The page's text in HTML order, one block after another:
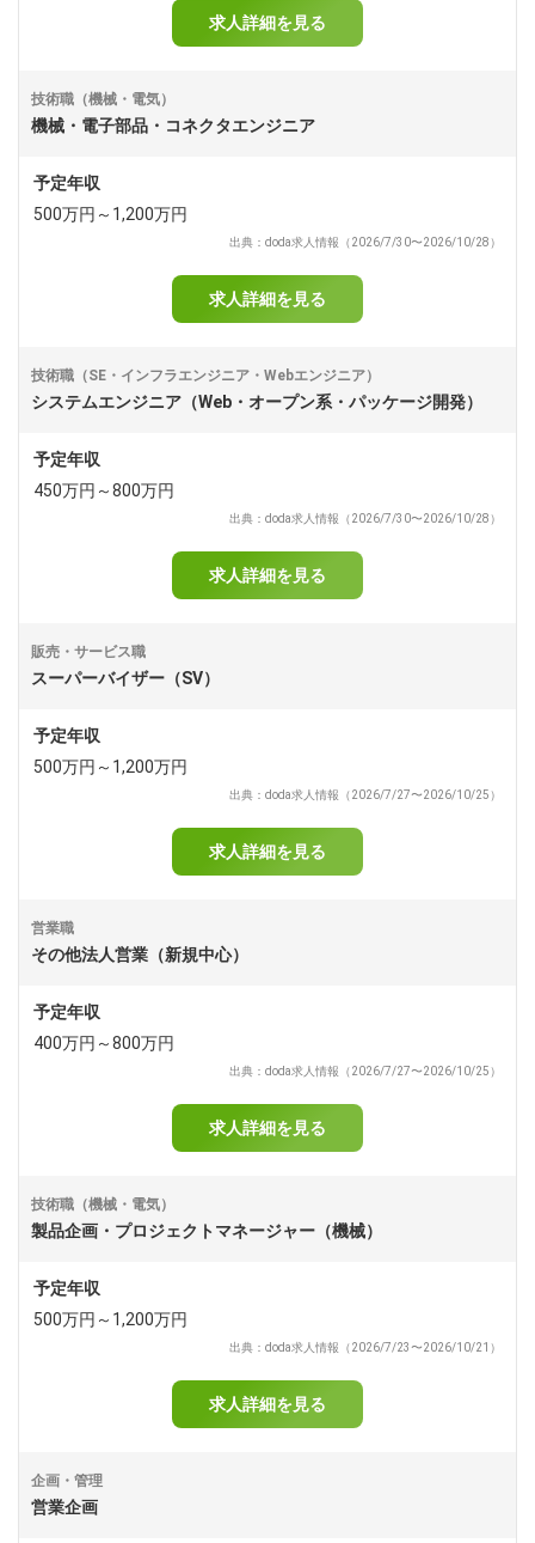
求人詳細を見る
技術職（機械・電気）
機械・電子部品・コネクタエンジニア
予定年収
500万円～1,200万円
出典：doda求人情報（2026/7/30〜2026/10/28）
求人詳細を見る
技術職（SE・インフラエンジニア・Webエンジニア）
システムエンジニア（Web・オープン系・パッケージ開発）
予定年収
450万円～800万円
出典：doda求人情報（2026/7/30〜2026/10/28）
求人詳細を見る
販売・サービス職
スーパーバイザー（SV）
予定年収
500万円～1,200万円
出典：doda求人情報（2026/7/27〜2026/10/25）
求人詳細を見る
営業職
その他法人営業（新規中心）
予定年収
400万円～800万円
出典：doda求人情報（2026/7/27〜2026/10/25）
求人詳細を見る
技術職（機械・電気）
製品企画・プロジェクトマネージャー（機械）
予定年収
500万円～1,200万円
出典：doda求人情報（2026/7/23〜2026/10/21）
求人詳細を見る
企画・管理
営業企画